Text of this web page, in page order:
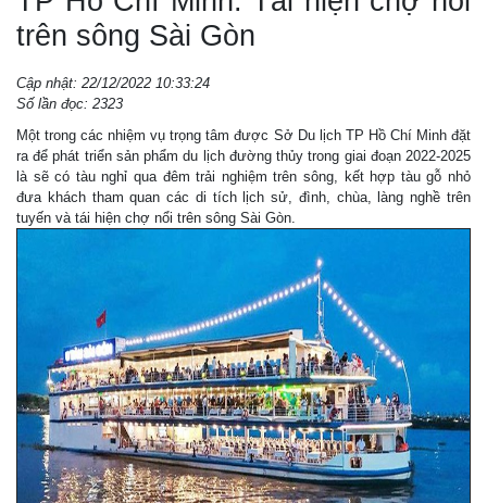
trên sông Sài Gòn
Cập nhật: 22/12/2022 10:33:24
Số lần đọc: 2323
Một trong các nhiệm vụ trọng tâm được Sở Du lịch TP Hồ Chí Minh đặt
ra để phát triển sản phẩm du lịch đường thủy trong giai đoạn 2022-2025
là sẽ có tàu nghỉ qua đêm trải nghiệm trên sông, kết hợp tàu gỗ nhỏ
đưa khách tham quan các di tích lịch sử, đình, chùa, làng nghề trên
tuyến và tái hiện chợ nổi trên sông Sài Gòn.